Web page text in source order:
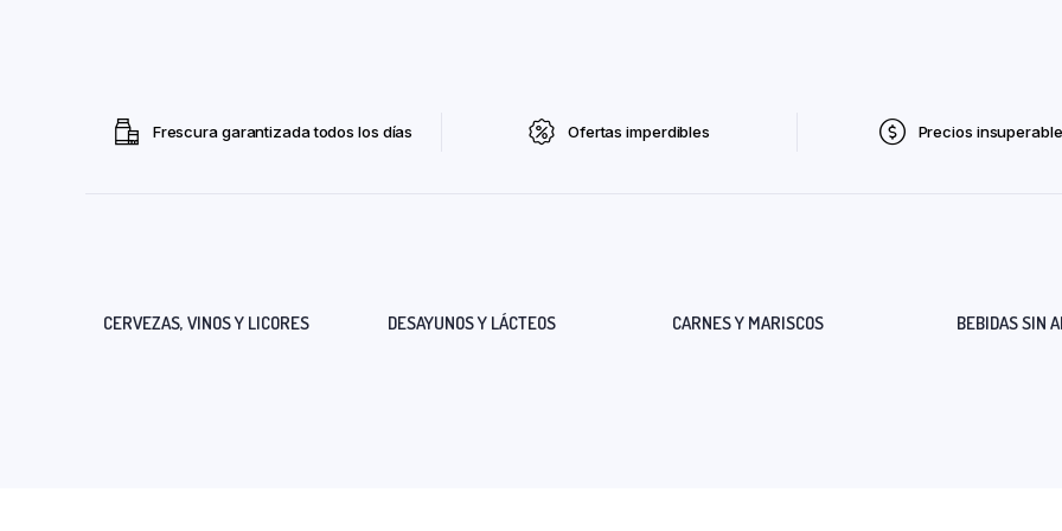
Frescura garantizada todos los días Ofertas imperdibles Precios
CERVEZAS, VINOS Y LICORES DESAYUNOS Y LÁCTEOS CARNES Y MARISCOS BEBIDAS SIN